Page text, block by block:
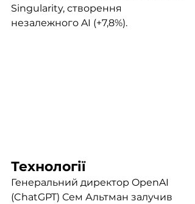
Singularity, створення
незалежного AI (+7,8%).
Технології
Генеральний директор OpenAI
(ChatGPT) Сем Альтман залучив